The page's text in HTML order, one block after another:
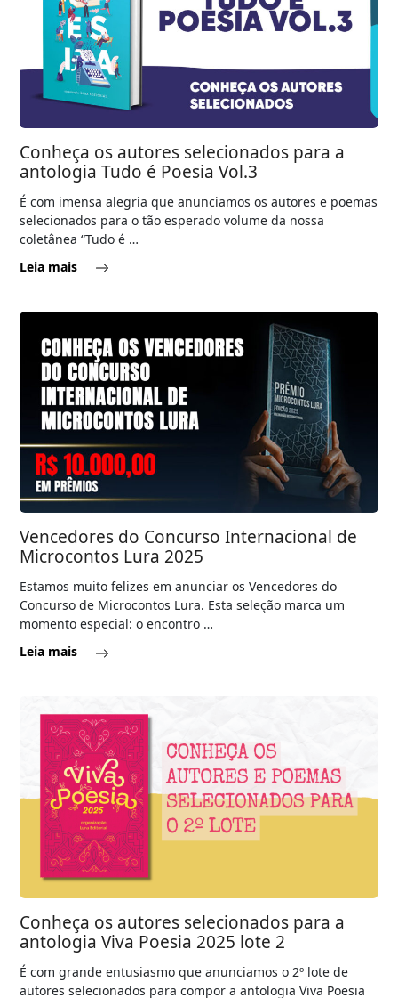
Conheça os autores selecionados para a
antologia Tudo é Poesia Vol.3
É com imensa alegria que anunciamos os autores e poemas
selecionados para o tão esperado volume da nossa
coletânea “Tudo é …
Leia mais
Vencedores do Concurso Internacional de
Microcontos Lura 2025
Estamos muito felizes em anunciar os Vencedores do
Concurso de Microcontos Lura. Esta seleção marca um
momento especial: o encontro …
Leia mais
Conheça os autores selecionados para a
antologia Viva Poesia 2025 lote 2
É com grande entusiasmo que anunciamos o 2º lote de
autores selecionados para compor a antologia Viva Poesia